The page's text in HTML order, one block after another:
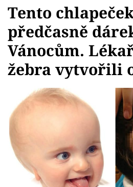
Témata
Showbyznys
Youtubeři
Virály
Sex a vztahy
Videa
Tento
předčasně
Vánocům.
žebra vytvořili